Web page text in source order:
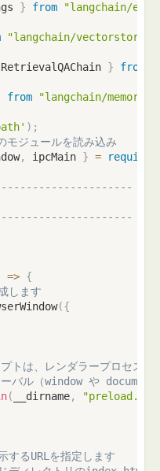
} from
"langchain/
"langchain/vectorstores/
} from
from "langchain/memory"
) ;
ジュールを読み込み
, ipcMain } = require
=> {
します
({
トは、レンダラープロセスが
バル（window や
( __dirname, "preload.js"
るURLを指定します